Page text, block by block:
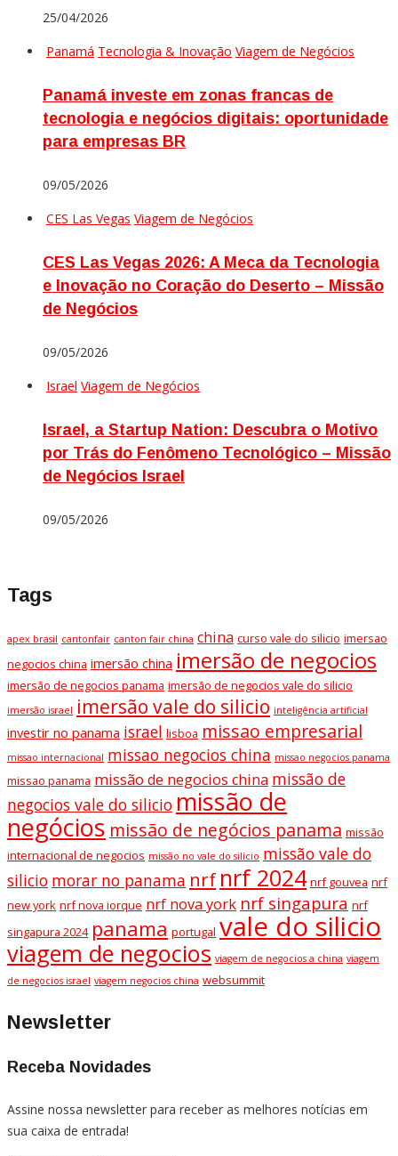
25/04/2026
Panamá Tecnologia & Inovação Viagem de Negócios
Panamá investe em zonas francas de
tecnologia e negócios digitais: oportunidade
para empresas BR
09/05/2026
CES Las Vegas Viagem de Negócios
CES Las Vegas 2026: A Meca da Tecnologia
e Inovação no Coração do Deserto – Missão
de Negócios
09/05/2026
Israel Viagem de Negócios
Israel, a Startup Nation: Descubra o Motivo
por Trás do Fenômeno Tecnológico – Missão
de Negócios Israel
09/05/2026
Tags
apex brasil cantonfair canton fair china china curso vale do silicio imersao
negocios china imersão china imersão de negocios
imersão de negocios panama imersão de negocios vale do silicio
imersão israel imersão vale do silicio inteligência artificial
investir no panama israel lisboa missao empresarial
missao internacional missao negocios china missao negocios panama
missao panama missão de negocios china missão de
negocios vale do silicio missão de
negócios missão de negócios panama missão
internacional de negocios missão no vale do silicio missão vale do
silicio morar no panama nrf nrf 2024 nrf gouvea nrf
new york nrf nova iorque nrf nova york nrf singapura nrf
singapura 2024 panama portugal vale do silicio
viagem de negocios viagem de negocios a china viagem
de negocios israel viagem negocios china websummit
Newsletter
Receba Novidades
Assine nossa newsletter para receber as melhores notícias em
sua caixa de entrada!